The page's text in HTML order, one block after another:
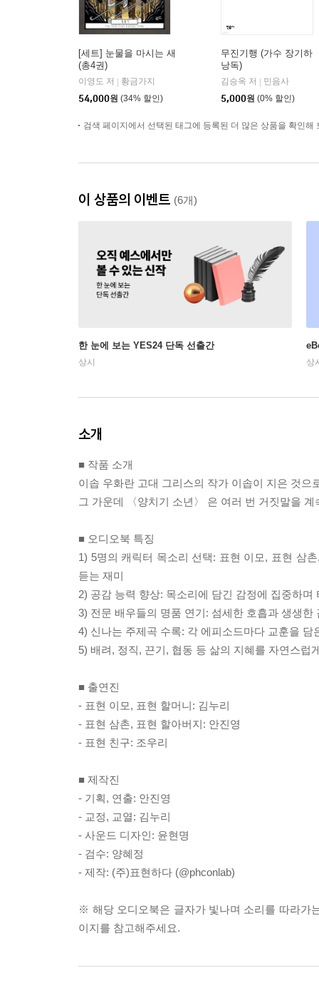
[세트] 눈물을 마시는 새
(총4권)
이영도 저 | 황금가지
54,000원 (34% 할인)
무진기행 (가수 장기하
낭독)
김승옥 저 | 민음사
5,000원 (0% 할인)
검색 페이지에서 선택된 태그에 등록된 더 많은 상품을 확인해
이 상품의 이벤트 (6개)
한 눈에 보는 YES24 단독 선출간
상시 상
소개
■ 작품 소개
이솝 우화란 고대 그리스의 작가 이솝이 지은 것
그 가운데 〈양치기 소년〉 은 여러 번 거짓말을
■ 오디오북 특징
1) 5명의 캐릭터 목소리 선택: 표현 이모, 표현 삼
듣는 재미
2) 공감 능력 향상: 목소리에 담긴 감정에 집중하
3) 전문 배우들의 명품 연기: 섬세한 호흡과 생생
4) 신나는 주제곡 수록: 각 에피소드마다 교훈을
5) 배려, 정직, 끈기, 협동 등 삶의 지혜를 자연스럽
■ 출연진
- 표현 이모, 표현 할머니: 김누리
- 표현 삼촌, 표현 할아버지: 안진영
- 표현 친구: 조우리
■ 제작진
- 기획, 연출: 안진영
- 교정, 교열: 김누리
- 사운드 디자인: 윤현명
- 검수: 양혜정
- 제작: (주)표현하다 (@phconlab)
※ 해당 오디오북은 글자가 빛나며 소리를 따라가
이지를 참고해주세요.